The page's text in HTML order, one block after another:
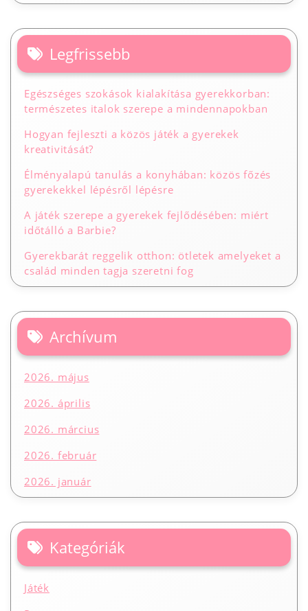
Legfrissebb
Egészséges szokások kialakítása gyerekkorban:
természetes italok szerepe a mindennapokban
Hogyan fejleszti a közös játék a gyerekek
kreativitását?
Élményalapú tanulás a konyhában: közös főzés
gyerekekkel lépésről lépésre
A játék szerepe a gyerekek fejlődésében: miért
időtálló a Barbie?
Gyerekbarát reggelik otthon: ötletek amelyeket a
család minden tagja szeretni fog
Archívum
2026. május
2026. április
2026. március
2026. február
2026. január
Kategóriák
Játék